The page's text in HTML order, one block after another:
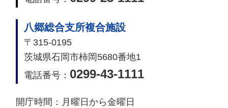
八郷総合支所複合施設
〒315-0195
茨城県石岡市柿岡5680番地1
電話番号： 0299-43-1111
開庁時間： 月曜日から金曜日